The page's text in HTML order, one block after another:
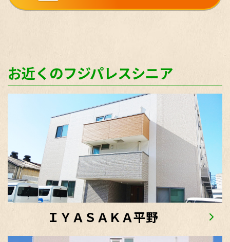
お近くのフジパレスシニア
ＩＹＡＳＡＫＡ平野